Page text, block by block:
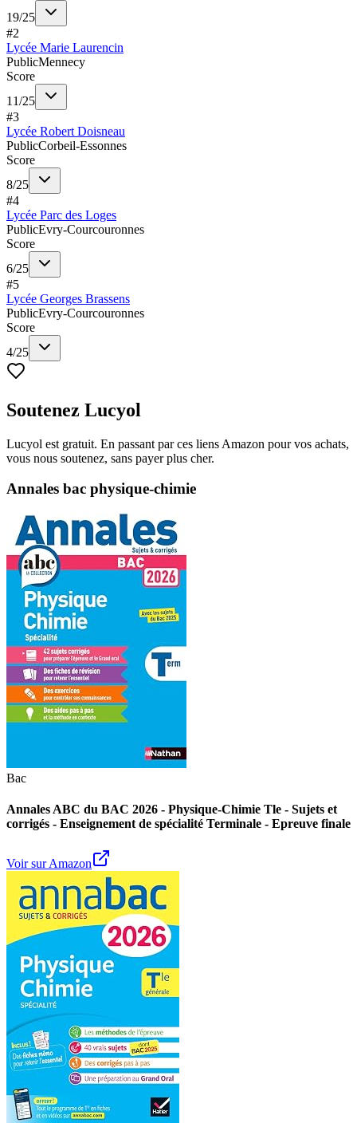
19/25
#2
Lycée Marie Laurencin
PublicMennecy
Score
11/25
#3
Lycée Robert Doisneau
PublicCorbeil-Essonnes
Score
8/25
#4
Lycée Parc des Loges
PublicEvry-Courcouronnes
Score
6/25
#5
Lycée Georges Brassens
PublicEvry-Courcouronnes
Score
4/25
Soutenez Lucyol
Lucyol est gratuit. En passant par ces liens Amazon pour vos achats,
vous nous soutenez, sans payer plus cher.
Annales bac physique-chimie
Bac
Annales ABC du BAC 2026 - Physique-Chimie Tle - Sujets et
corrigés - Enseignement de spécialité Terminale - Epreuve finale
Voir sur Amazon